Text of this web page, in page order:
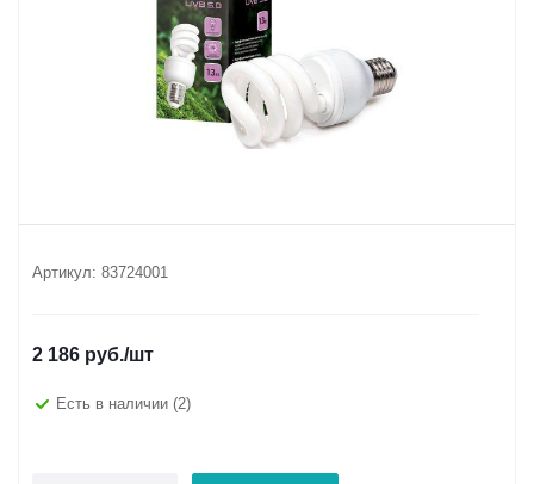
Артикул: 83724001
2 186 руб./шт
Есть в наличии (2)